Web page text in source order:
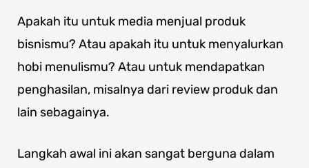
Apakah itu untuk media menjual produk
bisnismu? Atau apakah itu untuk menyalurkan
hobi menulismu? Atau untuk mendapatkan
penghasilan, misalnya dari review produk dan
lain sebagainya.
Langkah awal ini akan sangat berguna dalam